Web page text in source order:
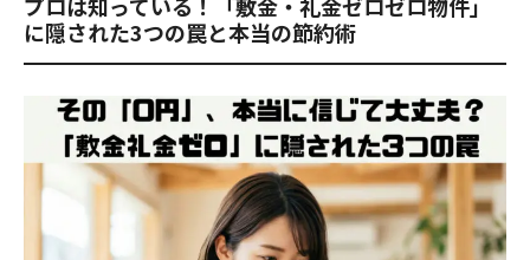
に隠された3つの罠と本当の節約術